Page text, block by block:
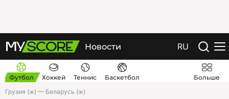
Новости RU
Футбол Хоккей Теннис Баскетбол
Больше
Грузия (ж) — Беларусь (ж)